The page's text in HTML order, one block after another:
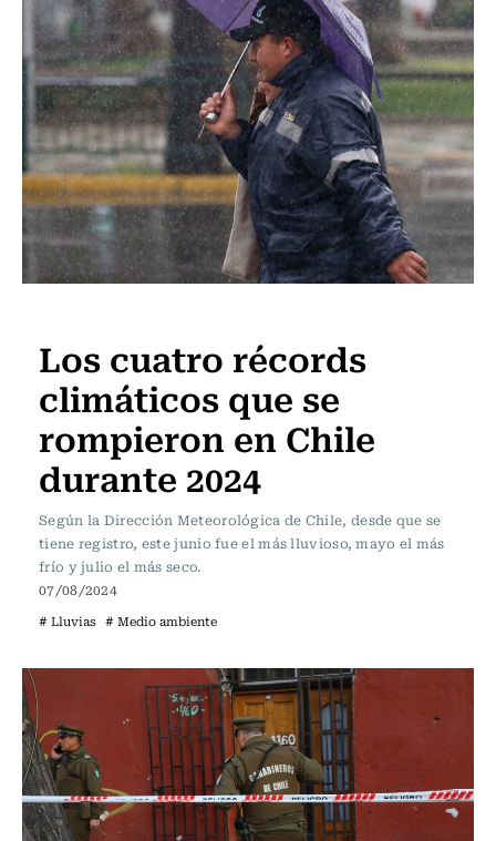
Los cuatro récords
climáticos que se
rompieron en Chile
durante 2024
Según la Dirección Meteorológica de Chile, desde que se
tiene registro, este junio fue el más lluvioso, mayo el más
frío y julio el más seco.
07/08/2024
# Lluvias # Medio ambiente